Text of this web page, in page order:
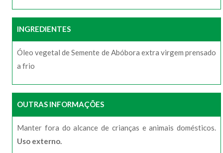
INGREDIENTES
Óleo vegetal de Semente de Abóbora extra virgem prensado
a frio
OUTRAS INFORMAÇÕES
Manter fora do alcance de crianças e animais domésticos.
Uso externo.